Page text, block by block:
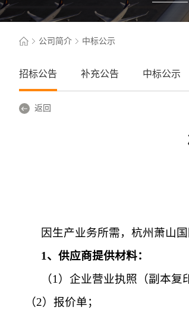
公司简介 中标公示
招标公告 补充公告 中标公示
返回
因生产业务所需，杭州萧山
1、供应商提供材料：
（1 ）企业营业执照（副本复
（2）报价单；